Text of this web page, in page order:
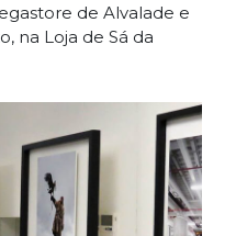
de Alvalade e
na Loja de Sá da